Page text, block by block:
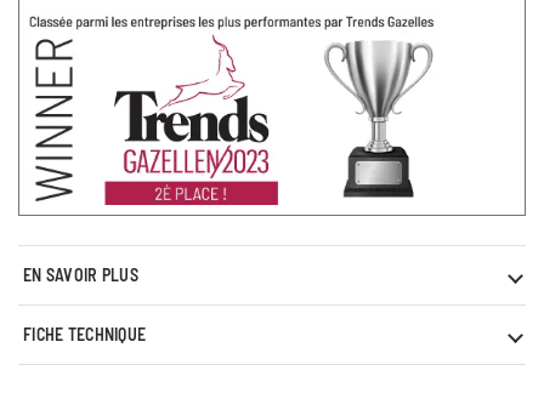
EN SAVOIR PLUS
FICHE TECHNIQUE